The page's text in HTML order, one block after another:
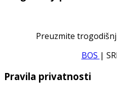
Preuzmite
BOS |
Pravila privatnosti